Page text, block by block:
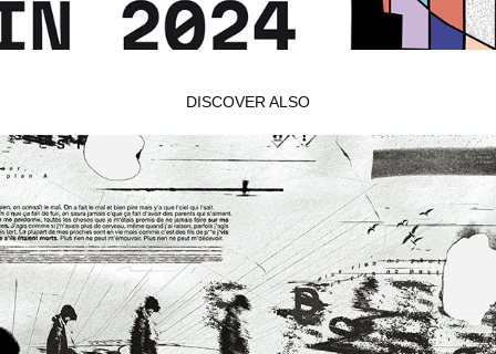
DISCOVER ALSO
ON CONNAÎT
2022